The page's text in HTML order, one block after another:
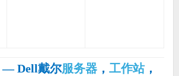
— Dell戴尔服务器， 工作站，